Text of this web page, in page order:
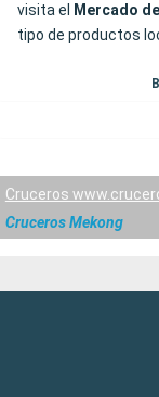
visita el
Mercado
tipo de productos
Cruceros
Cruceros Mekong